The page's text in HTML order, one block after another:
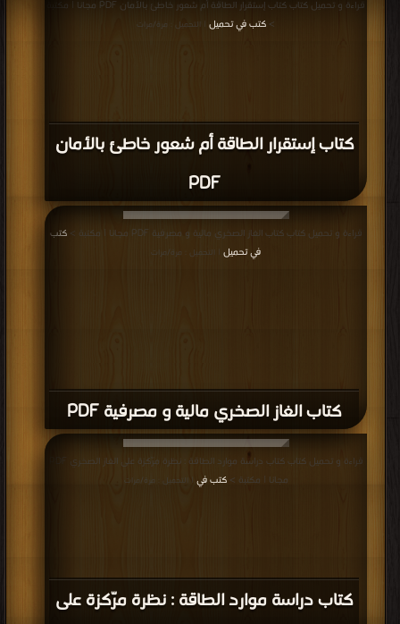
كتاب إستقرار الطاقة أم شعور خاطئ بالأمان
PDF
قراءة و تحميل كتاب كتاب إستقرار الطاقة أم شعور خاطئ بالأمان PDF مجانا | مكتبة
> كتب في تحميل | التحميل : مرة/مرات
كتاب الغاز الصخري مالية و مصرفية PDF
قراءة و تحميل كتاب كتاب الغاز الصخري مالية و مصرفية PDF مجانا | مكتبة >
كتب
في تحميل
| التحميل : مرة/مرات
كتاب دراسة موارد الطاقة : نظرة مرّكزة على
مجانا | مكتبة >كتب في | التحميل : مرة/مرات